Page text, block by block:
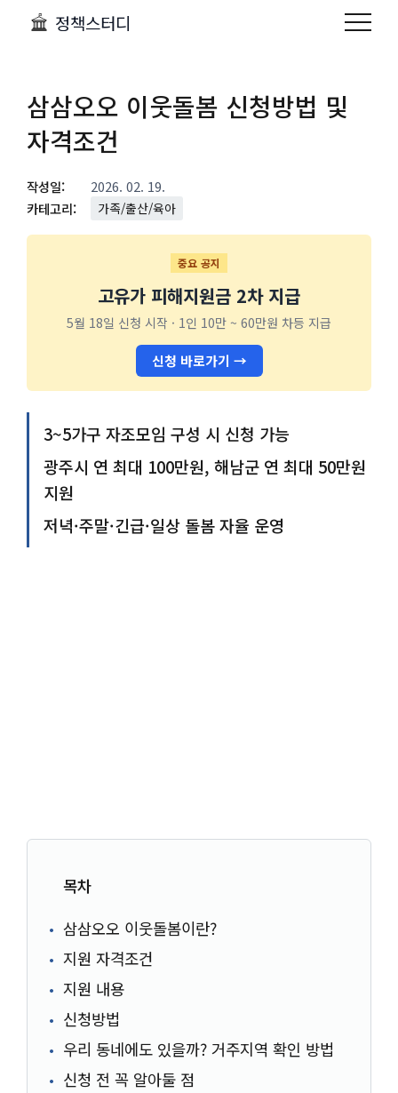
정책스터디
삼삼오오 이웃돌봄 신청방법 및
자격조건
작성일:
2026. 02. 19.
카테고리:
가족/출산/육아
중요 공지
고유가 피해지원금 2차 지급
5월 18일 신청 시작 · 1인 10만 ~ 60만원 차등 지급
신청 바로가기 →
3~5가구 자조모임 구성 시 신청 가능
광주시 연 최대 100만원, 해남군 연 최대 50만원
지원
저녁·주말·긴급·일상 돌봄 자율 운영
목차
삼삼오오 이웃돌봄이란?
지원 자격조건
지원 내용
신청방법
우리 동네에도 있을까? 거주지역 확인 방법
신청 전 꼭 알아둘 점